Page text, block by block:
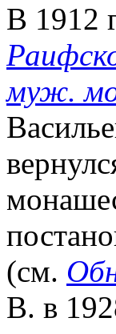
В 1912
муж.
(см.
В. в